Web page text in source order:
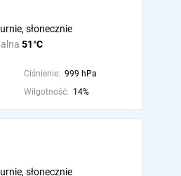
51°C
słonecznie
Ciśnienie: 999 hPa
Wilgotność: 14%
słonecznie